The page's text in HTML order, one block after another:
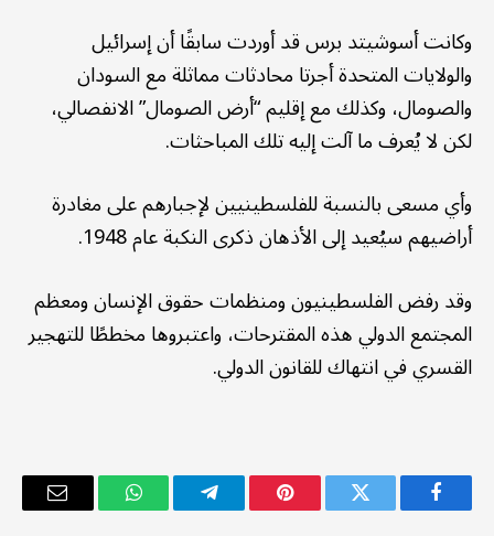
وكانت أسوشيتد برس قد أوردت سابقًا أن إسرائيل
والولايات المتحدة أجرتا محادثات مماثلة مع السودان
والصومال، وكذلك مع إقليم “أرض الصومال” الانفصالي،
لكن لا يُعرف ما آلت إليه تلك المباحثات.
وأي مسعى بالنسبة للفلسطينيين لإجبارهم على مغادرة
أراضيهم سيُعيد إلى الأذهان ذكرى النكبة عام 1948.
وقد رفض الفلسطينيون ومنظمات حقوق الإنسان ومعظم
المجتمع الدولي هذه المقترحات، واعتبروها مخططًا للتهجير
القسري في انتهاك للقانون الدولي.
فيسبوك تويتر بينتيريستتيلقرام واتساب
البريد